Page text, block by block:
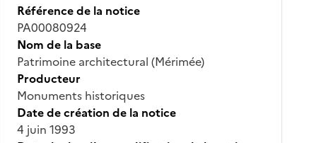
Référence de la notice
PA00080924
Nom de la base
Patrimoine architectural (Mérimée)
Producteur
Monuments historiques
Date de création de la notice
4 juin 1993